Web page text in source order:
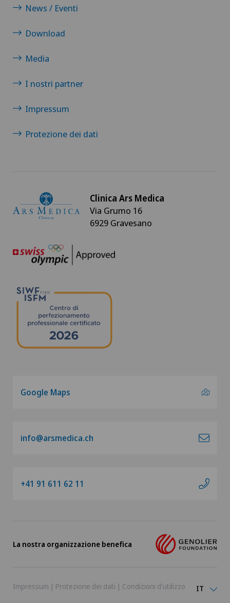
News / Eventi
Download
Media
I nostri partner
Impressum
Protezione dei dati
Clinica Ars Medica
Via Grumo 16
6929 Gravesano
Google Maps
info@arsmedica.ch
+41 91 611 62 11
La nostra organizzazione benefica
Impressum | Protezione dei dati | Condizioni d'utilizzo IT